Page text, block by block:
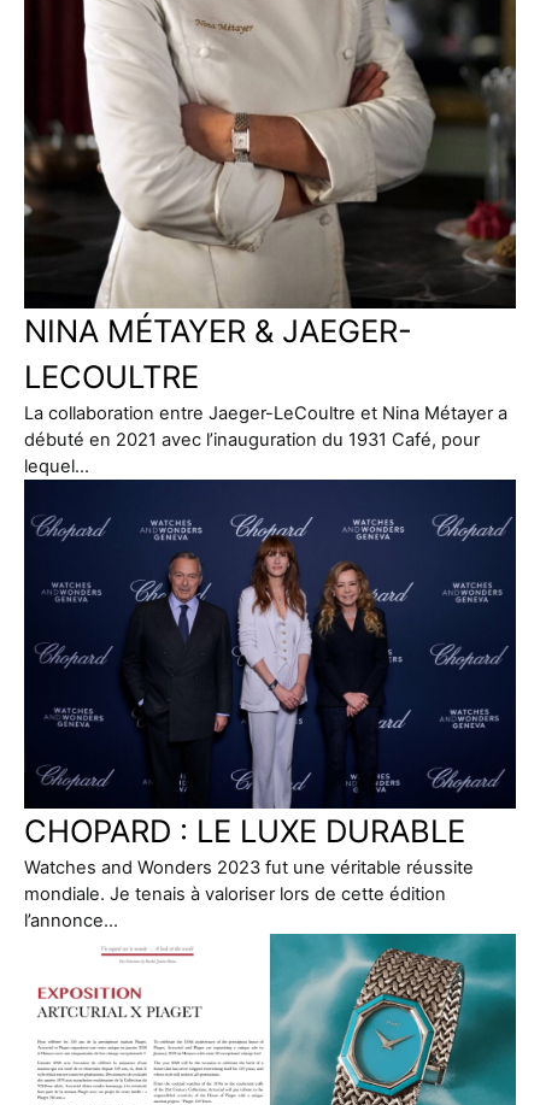
NINA MÉTAYER & JAEGER-
LECOULTRE
La collaboration entre Jaeger-LeCoultre et Nina Métayer a
débuté en 2021 avec l’inauguration du 1931 Café, pour
lequel…
CHOPARD : LE LUXE DURABLE
Watches and Wonders 2023 fut une véritable réussite
mondiale. Je tenais à valoriser lors de cette édition
l’annonce…